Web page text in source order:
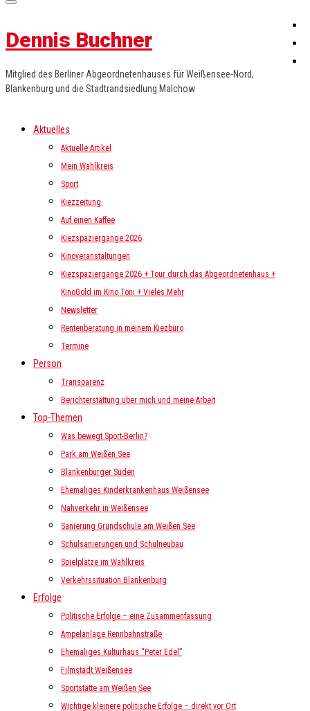
Dennis Buchner
Mitglied des Berliner Abgeordnetenhauses für Weißensee-Nord,
Blankenburg und die Stadtrandsiedlung Malchow
Aktuelles
Aktuelle Artikel
Mein Wahlkreis
Sport
Kiezzeitung
Auf einen Kaffee
Kiezspaziergänge 2026
Kinoveranstaltungen
Kiezspaziergänge 2026 + Tour durch das Abgeordnetenhaus +
KinoGold im Kino Toni + Vieles Mehr
Newsletter
Rentenberatung in meinem Kiezbüro
Termine
Person
Transparenz
Berichterstattung über mich und meine Arbeit
Top-Themen
Was bewegt Sport-Berlin?
Park am Weißen See
Blankenburger Süden
Ehemaliges Kinderkrankenhaus Weißensee
Nahverkehr in Weißensee
Sanierung Grundschule am Weißen See
Schulsanierungen und Schulneubau
Spielplätze im Wahlkreis
Verkehrssituation Blankenburg
Erfolge
Politische Erfolge – eine Zusammenfassung
Ampelanlage Rennbahnstraße
Ehemaliges Kulturhaus “Peter Edel”
Filmstadt Weißensee
Sportstätte am Weißen See
Wichtige kleinere politische Erfolge – direkt vor Ort